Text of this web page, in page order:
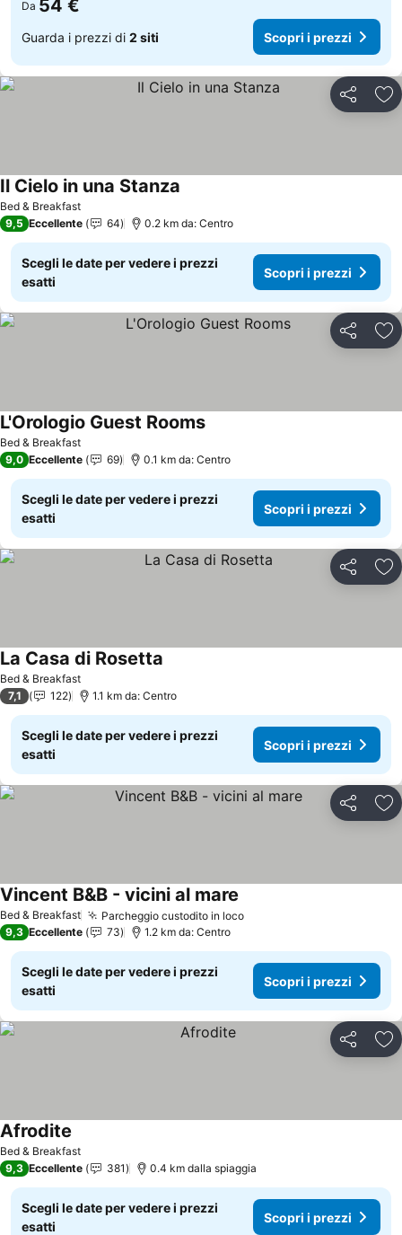
Da 54 €
Guarda i prezzi di 2 siti Scopri i prezzi
Condividi
Bed & Breakfast
Il Cielo in una Stanza
9,5 Eccellente 64 0.2 km da: Centro
Scegli le date per vedere i prezzi
esatti
Scopri i prezzi
Condividi
Bed & Breakfast
L'Orologio Guest RoomsScopri i prezzi
9,0 Eccellente 69 0.1 km da: Centro
Scegli le date per vedere i prezzi
esatti
Scopri i prezzi
Condividi
Bed & Breakfast
La Casa di Rosetta
7,1 122 1.1 km da: Centro
Scegli le date per vedere i prezzi
esatti
Scopri i prezzi
Condividi
Bed & Breakfast Parcheggio custodito in locoScopri i prezzi
Vincent B&B - vicini al mare
9,3 Eccellente 73 1.2 km da: Centro
Scegli le date per vedere i prezzi
esatti
Scopri i prezzi
Condividi
Bed & Breakfast
Afrodite
9,3 Eccellente 381 0.4 km dalla spiaggia
Scegli le date per vedere i prezzi
esatti
Scopri i prezzi